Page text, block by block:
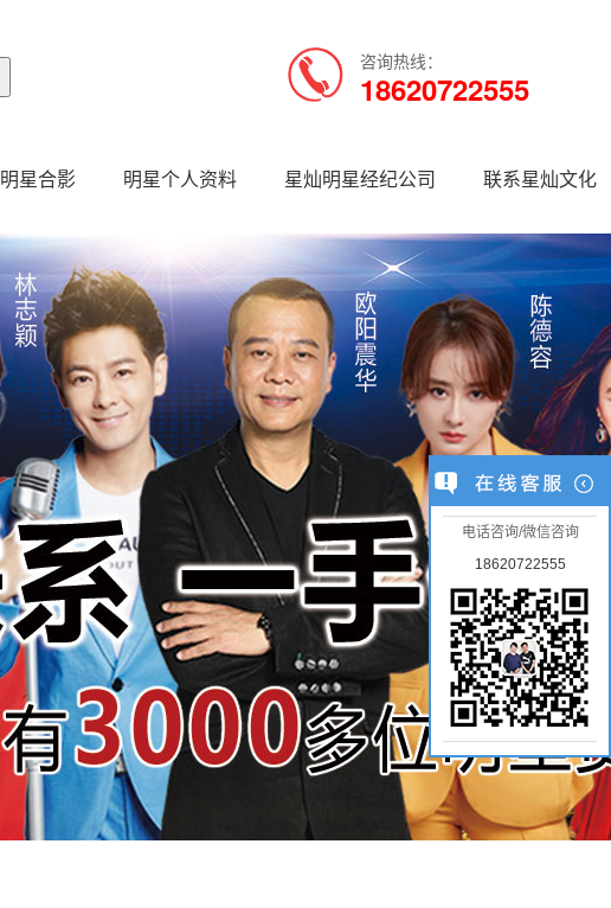
咨询热线：
18620722555
明星合影 明星个人资料 星灿明星经纪公司 联系星灿文化
电话咨询/微信咨询
18620722555